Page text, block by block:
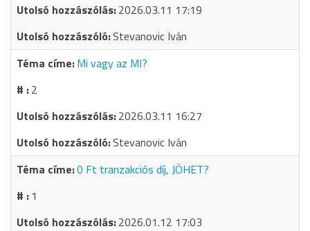
2026.03.11 17:19
Stevanovic Iván
Mi vagy az MI?
2
2026.03.11 16:27
Stevanovic Iván
0 Ft tranzakciós díj, JÖHET?
1
2026.01.12 17:03